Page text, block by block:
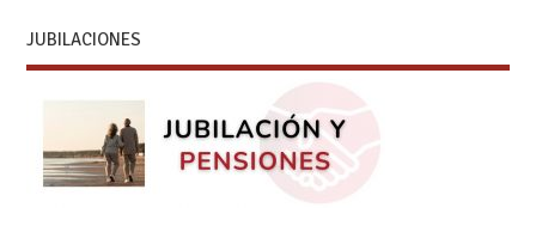
JUBILACIONES